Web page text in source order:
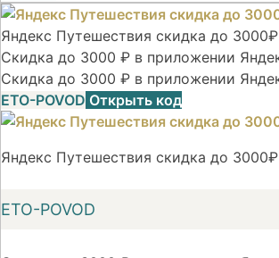
Яндекс Путешествия скидка до 3000₽
Скидка до 3000 ₽ в приложении
Скидка до 3000 ₽ в приложении
ETO-POVOD Открыть код
Яндекс Путешествия скидка до 3000₽
ETO-POVOD